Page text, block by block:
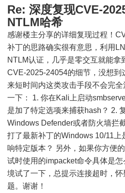
Re: 深度复现CVE-
NTLM哈希
感谢楼主分享的详细复现过程！
补丁的思路确实很有意思，利用
NTLM认证，几乎是零交互就能拿
CVE-2025-24054的细节，没想到
来短时间内这类攻击手段不会完
一下： 1. 你在Kali上启动
是加了特定选项来捕获hash？ 2.
Windows Defender或者防火墙拦
打了最新补丁的Windows 10/11上
响特定版本？ 另外，如果你方便
试时使用的impacket命令具体是
境试了一下，总提示连接超时，
题。谢谢！